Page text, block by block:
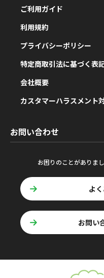
ご利用ガイド
利用規約
プライバシーポリシー
特定商取引法に基づく表
会社概要
カスタマーハラスメント
お問い合わせ
お困りのことがありま
よ
お問い